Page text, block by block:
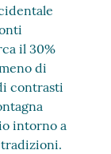
il 30%
di
contrasti
intorno a